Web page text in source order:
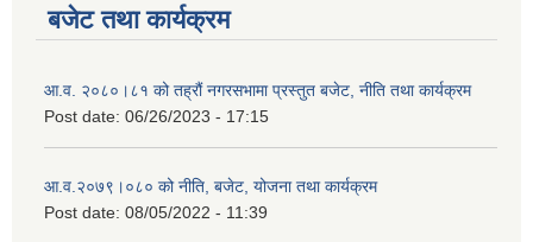
बजेट तथा कार्यक्रम
आ.व. २०८०।८१ को तह्रौं नगरसभामा प्रस्तुत बजेट, नीति तथा कार्यक्रम
Post date: 06/26/2023 - 17:15
आ.व.२०७९।०८० को नीति, बजेट, योजना तथा कार्यक्रम
Post date: 08/05/2022 - 11:39